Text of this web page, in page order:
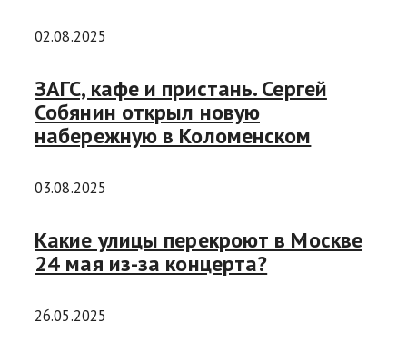
02.08.2025
ЗАГС, кафе и пристань. Сергей
Собянин открыл новую
набережную в Коломенском
03.08.2025
Какие улицы перекроют в Москве
24 мая из-за концерта?
26.05.2025